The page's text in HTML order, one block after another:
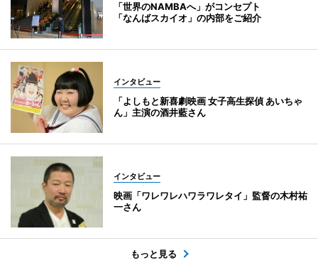
「世界のNAMBAへ」がコンセプト
「なんばスカイオ」の内部をご紹介
インタビュー
「よしもと新喜劇映画 女子高生探偵 あいちゃ
ん」主演の酒井藍さん
インタビュー
映画「ワレワレハワラワレタイ」監督の木村祐
一さん
もっと見る